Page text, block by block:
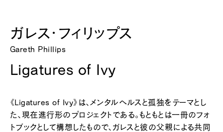
ガレス・フィリップス
Gareth Phillips
Ligatures of Ivy
《Ligatures of Ivy》は、メンタルヘルスと孤独をテーマとし
た、現在進行形のプロジェクトである。もともとは一冊のフォ
トブックとして構想したもので、ガレスと彼の父親による共同